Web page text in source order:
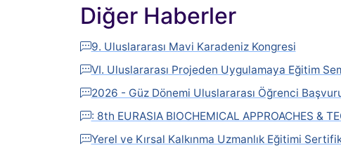
Diğer Haberler
9. Uluslararası Mavi Karadeniz Kongresi
VI. Uluslararası Projeden Uygulamaya Eğitim
2026 - Güz Dönemi Uluslararası Öğrenci
: 8th EURASIA BIOCHEMICAL APPROACHES &
Yerel ve Kırsal Kalkınma Uzmanlık Eğitimi